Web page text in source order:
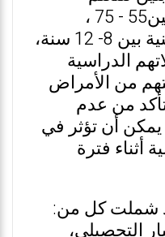
وتراوحت نسبة ذكائهم بين55 - 75 ،
وتراوحت أعمارهم الزمنية بين 8- 12 سنة،
الدراسية
من الأمراض
من عدم
يمكن أن تؤثر في
أثناء فترة
شملت كل من:
التحصيلي،